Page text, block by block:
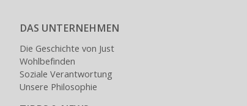
DAS UNTERNEHMEN
Die Geschichte von Just
Wohlbefinden
Soziale Verantwortung
Unsere Philosophie